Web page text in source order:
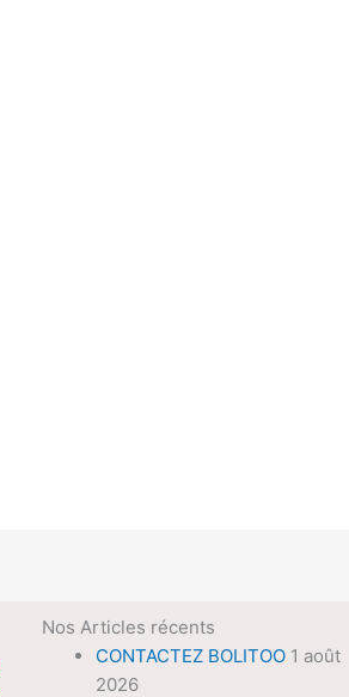
Nos Articles récents
CONTACTEZ BOLITOO 1 août
2026